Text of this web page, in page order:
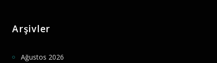
Arşivler
Ağustos 2026